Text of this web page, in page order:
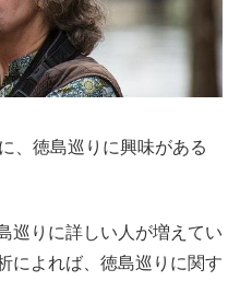
、徳島巡りに興味がある
巡りに詳しい人が増えてい
によれば、徳島巡りに関す